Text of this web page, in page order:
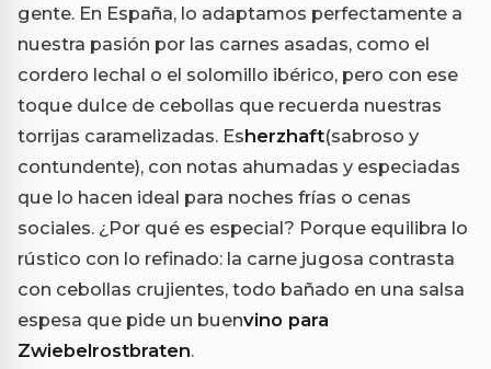
gente. En España, lo adaptamos perfectamente a
nuestra pasión por las carnes asadas, como el
cordero lechal o el solomillo ibérico, pero con ese
toque dulce de cebollas que recuerda nuestras
torrijas caramelizadas. Esherzhaft(sabroso y
contundente), con notas ahumadas y especiadas
que lo hacen ideal para noches frías o cenas
sociales. ¿Por qué es especial? Porque equilibra lo
rústico con lo refinado: la carne jugosa contrasta
con cebollas crujientes, todo bañado en una salsa
espesa que pide un buenvino para
Zwiebelrostbraten.